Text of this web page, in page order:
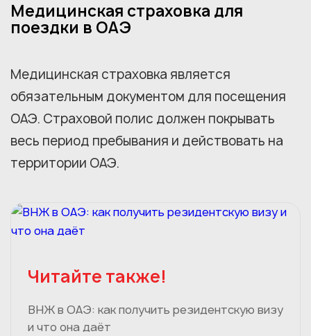
Медицинская страховка для
поездки в ОАЭ
Медицинская страховка является
обязательным документом для посещения
ОАЭ. Страховой полис должен покрывать
весь период пребывания и действовать на
территории ОАЭ.
Читайте также!
ВНЖ в ОАЭ: как получить резидентскую визу
и что она даёт